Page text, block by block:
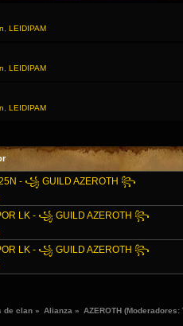
,LEIDIPAM
,LEIDIPAM
,LEIDIPAM
25N - ꧁ GUILD AZEROTH ꧂
LK - ꧁ GUILD AZEROTH ꧂
LK - ꧁ GUILD AZEROTH ꧂
de clan » Alianza » AZEROTH (Moderadores: